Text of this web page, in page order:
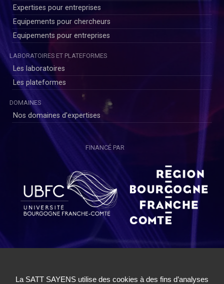
Expertises pour entreprises
Equipements pour chercheurs
Equipements pour entreprises
LABORATOIRES ET PLATEFORMES
Les laboratoires
Les plateformes
DOMAINES
Nos domaines d'expertises
FINANCÉ PAR
Politique de Confidentialité Chercheurs|Conditions Générales